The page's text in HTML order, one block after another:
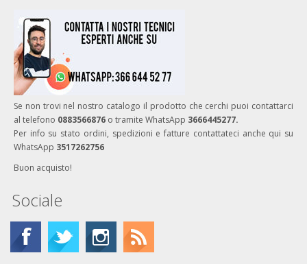
Se non trovi nel nostro catalogo il prodotto che cerchi puoi contattarci
al telefono 0883566876 o tramite WhatsApp 3666445277.
Per info su stato ordini, spedizioni e fatture contattateci anche qui su
WhatsApp 3517262756
Buon acquisto!
Sociale